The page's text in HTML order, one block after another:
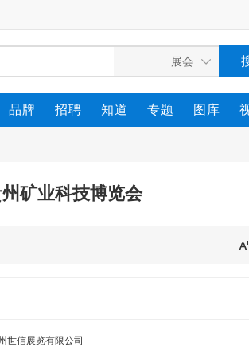
品牌 招聘 知道 专题 图库
矿业科技博览会
世信展览有限公司